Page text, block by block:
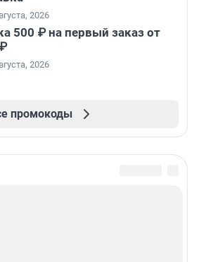
2026
500 ₽ на первый заказ от
2026
промокоды